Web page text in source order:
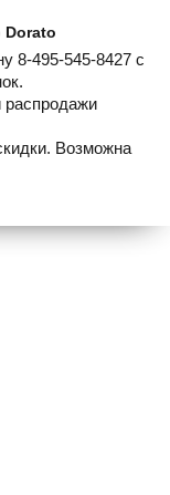
Dorato
8-495-545-8427 с
распродажи
Возможна